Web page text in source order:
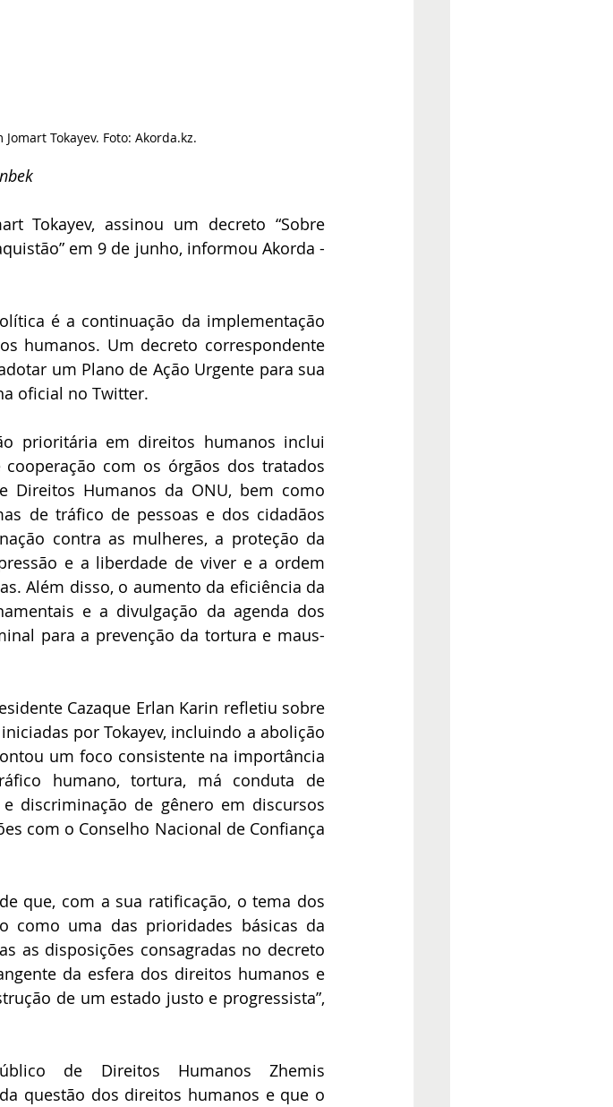
Tokayev. Foto: Akorda.kz.
Tokayev, assinou um decreto “Sobre
em 9 de junho, informou Akorda -
é a continuação da implementação
humanos. Um decreto correspondente
um Plano de Ação Urgente para sua
oficial no Twitter.
prioritária em direitos humanos inclui
com os órgãos dos tratados
Direitos Humanos da ONU, bem como
de tráfico de pessoas e dos cidadãos
contra as mulheres, a proteção da
e a liberdade de viver e a ordem
Além disso, o aumento da eficiência da
e a divulgação da agenda dos
para a prevenção da tortura e maus-
Cazaque Erlan Karin refletiu sobre
por Tokayev, incluindo a abolição
um foco consistente na importância
humano, tortura, má conduta de
discriminação de gênero em discursos
com o Conselho Nacional de Confiança
que, com a sua ratificação, o tema dos
como uma das prioridades básicas da
as disposições consagradas no decreto
da esfera dos direitos humanos e
de um estado justo e progressista”,
de Direitos Humanos Zhemis
questão dos direitos humanos e que o